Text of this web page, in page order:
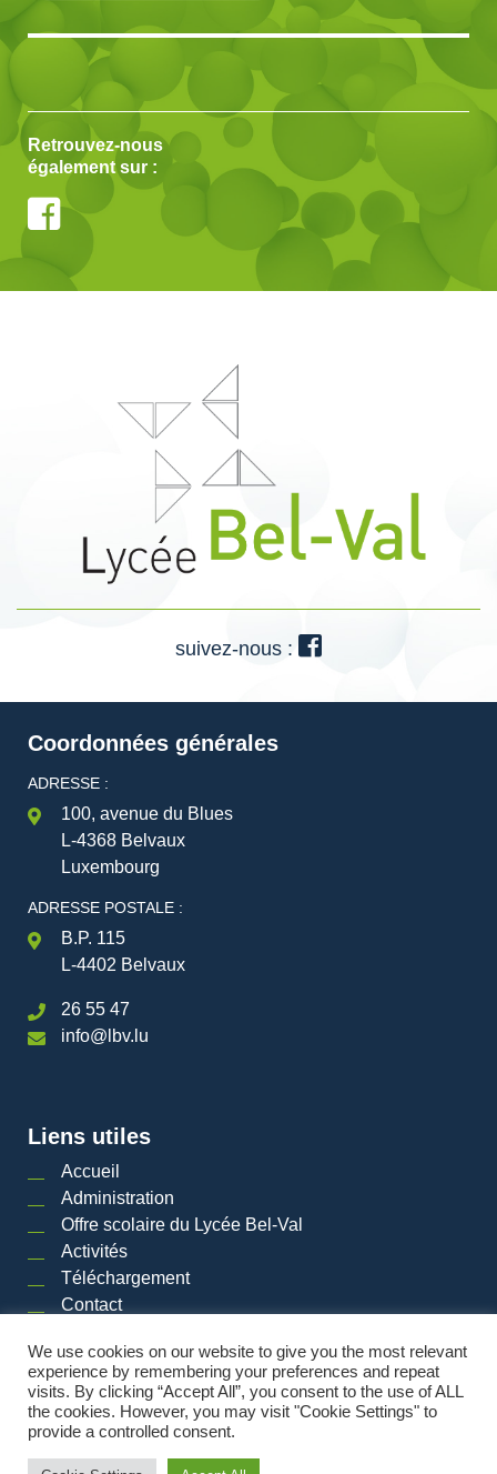
Retrouvez-nous
également sur :
suivez-nous :
Coordonnées générales
ADRESSE :
100, avenue du Blues
L-4368 Belvaux
Luxembourg
ADRESSE POSTALE :
B.P. 115
L-4402 Belvaux
26 55 47
info@lbv.lu
Liens utiles
Accueil
Administration
Offre scolaire du Lycée Bel-Val
Activités
Téléchargement
Contact
2026 © LYCéE BEL-VAL | Tous droits réservés |Mentions légales| Plan du site
Powered by
We use cookies on our website to give you the most relevant
experience by remembering your preferences and repeat
visits. By clicking “Accept All”, you consent to the use of ALL
the cookies. However, you may visit "Cookie Settings" to
provide a controlled consent.